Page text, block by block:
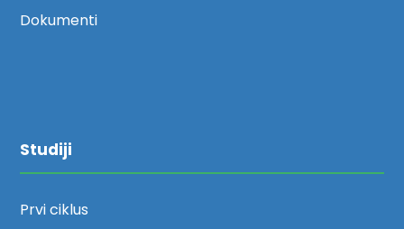
Dokumenti
Studiji
Prvi ciklus